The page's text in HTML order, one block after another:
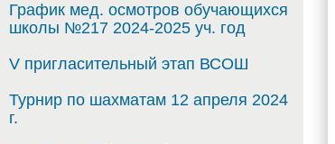
График мед. осмотров обучающихся
школы №217 2024-2025 уч. год
V пригласительный этап ВСОШ
Турнир по шахматам 12 апреля 2024
г.